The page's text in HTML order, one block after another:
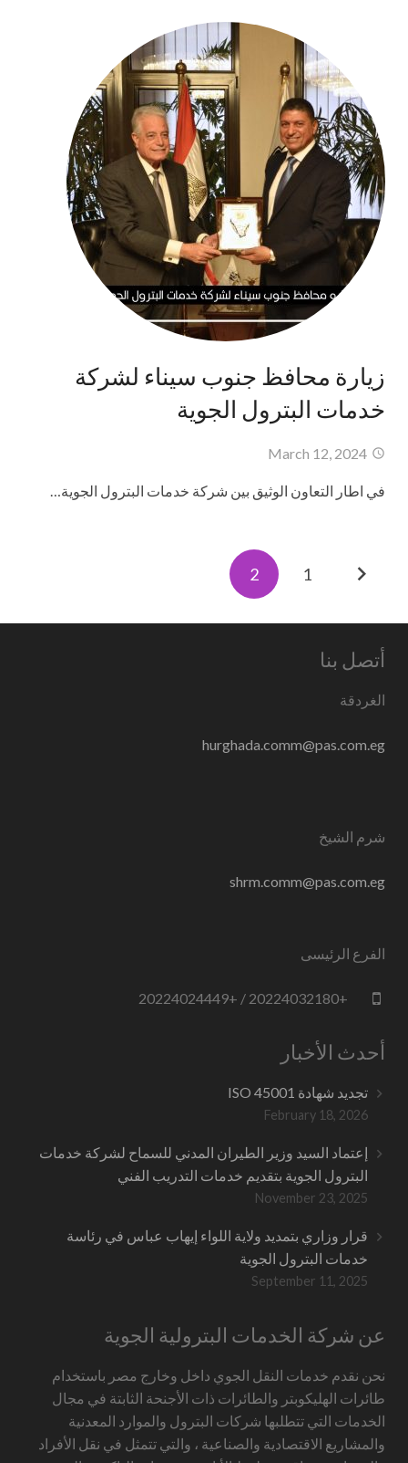
زيارة محافظ جنوب سيناء لشركة
خدمات البترول الجوية
March 12, 2024
في اطار التعاون الوثيق بين شركة خدمات البترول الجوية…
1
2
أتصل بنا
الغردقة
hurghada.comm@pas.com.eg
شرم الشيخ
shrm.comm@pas.com.eg
الفرع الرئيسى
+20224032180 / +20224024449
أحدث الأخبار
تجديد شهادة ISO 45001
February 18, 2026
إعتماد السيد وزير الطيران المدني للسماح لشركة خدمات
البترول الجوية بتقديم خدمات التدريب الفني
November 23, 2025
قرار وزاري بتمديد ولاية اللواء إيهاب عباس في رئاسة
خدمات البترول الجوية
September 11, 2025
عن شركة الخدمات البترولية الجوية
نحن نقدم خدمات النقل الجوي داخل وخارج مصر باستخدام
طائرات الهليكوبتر والطائرات ذات الأجنحة الثابتة في مجال
الخدمات التي تتطلبها شركات البترول والموارد المعدنية
والمشاريع الاقتصادية والصناعية ، والتي تتمثل في نقل الأفراد